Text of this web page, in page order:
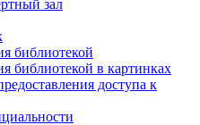
зал
библиотекой
библиотекой в картинках
доступа к